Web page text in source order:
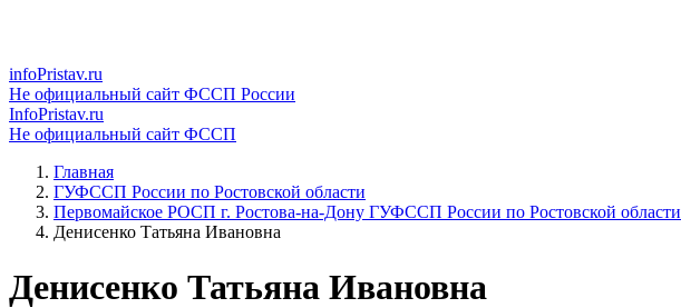
infoPristav.ru
Не официальный сайт ФССП России
InfoPristav.ru
Не официальный сайт ФССП
Главная
ГУФССП России по Ростовской области
Первомайское РОСП г. Ростова-на-Дону ГУФССП России по Ростовской области
Денисенко Татьяна Ивановна
Денисенко Татьяна Ивановна